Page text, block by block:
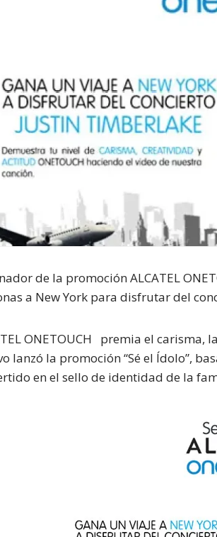
de la promoción ALCATEL
a New York para disfrutar del
ONETOUCH
premia el carisma,
lanzó la promoción “Sé el Ídolo”,
en el sello de identidad de la